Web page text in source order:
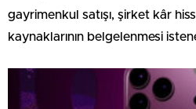
gayrimenkul satışı, şirket kâr
kaynaklarının belgelenmesi